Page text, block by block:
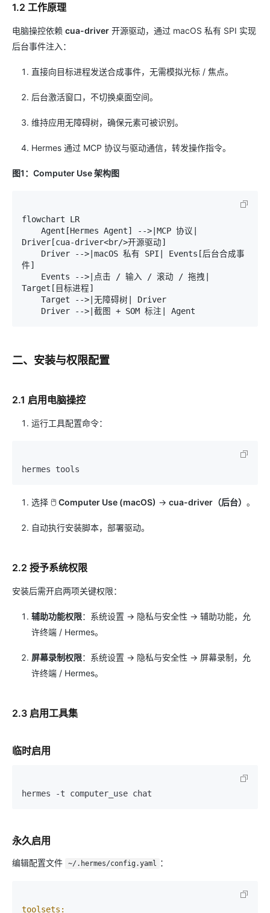
1.2 工作原理
电脑操控依赖 cua-driver 开源驱动，通过 macOS 私有 SPI 实现
后台事件注入：
直接向目标进程发送合成事件，无需模拟光标 / 焦点。
后台激活窗口，不切换桌面空间。
维持应用无障碍树，确保元素可被识别。
Hermes 通过 MCP 协议与驱动通信，转发操作指令。
图1：Computer Use 架构图
flowchart LR
Driver[cua-driver<br/>开源驱动]
件]
Target[目标进程]
二、安装与权限配置
2.1 启用电脑操控
运行工具配置命令：
选择 🖱️Computer Use (macOS) → cua-driver（后台） 。
自动执行安装脚本，部署驱动。
2.2 授予系统权限
安装后需开启两项关键权限：
辅助功能权限：系统设置 → 隐私与安全性 → 辅助功能，允
许终端 / Hermes。
屏幕录制权限：系统设置 → 隐私与安全性 → 屏幕录制，允
许终端 / Hermes。
2.3 启用工具集
临时启用
永久启用
编辑配置文件 ~/.hermes/config.yaml ：
toolsets: